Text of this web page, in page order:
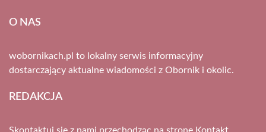
O NAS
wobornikach.pl to lokalny serwis informacyjny
dostarczający aktualne wiadomości z Obornik i okolic.
REDAKCJA